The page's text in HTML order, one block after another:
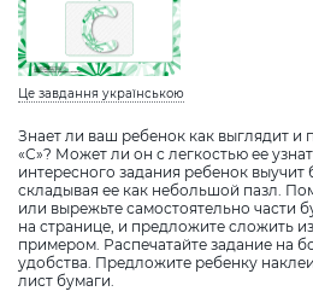
Це завдання українською
Знает ли ваш ребенок как выглядит и
«С»? Может ли он с легкостью ее
интересного задания ребенок выучит
складывая ее как небольшой пазл.
или вырежьте самостоятельно части
на странице, и предложите сложить
примером. Распечатайте задание на
удобства. Предложите ребенку
лист бумаги.